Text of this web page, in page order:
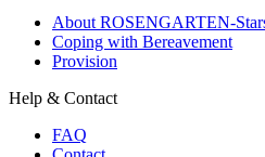
About ROSENGARTEN-
Coping with Bereavement
Provision
Help & Contact
FAQ